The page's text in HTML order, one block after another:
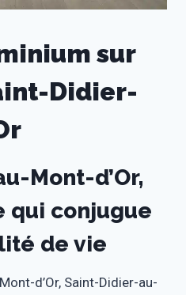
sur
Didier-
Mont-d’Or,
qui conjugue
de vie
d’Or, Saint-Didier-au-